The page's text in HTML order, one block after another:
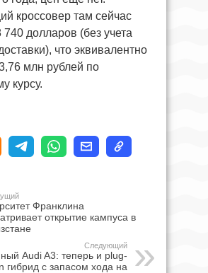
кроссовер там сейчас
740 долларов (без учета
что эквивалентно
млн рублей по
курсу.
Франклина
открытие кампуса в
Следующий
Audi A3: теперь и plug-
гибрид с запасом хода на